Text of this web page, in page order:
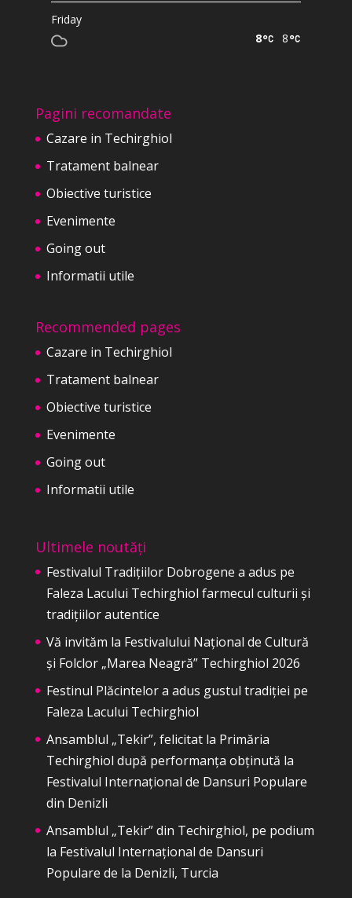
Friday
8
8
Pagini recomandate
Cazare in Techirghiol
Tratament balnear
Obiective turistice
Evenimente
Going out
Informatii utile
Recommended pages
Cazare in Techirghiol
Tratament balnear
Obiective turistice
Evenimente
Going out
Informatii utile
Ultimele noutăți
Festivalul Tradițiilor Dobrogene a adus pe
Faleza Lacului Techirghiol farmecul culturii și
tradițiilor autentice
Vă invităm la Festivalului Național de Cultură
și Folclor „Marea Neagră” Techirghiol 2026
Festinul Plăcintelor a adus gustul tradiției pe
Faleza Lacului Techirghiol
Ansamblul „Tekir”, felicitat la Primăria
Techirghiol după performanța obținută la
Festivalul Internațional de Dansuri Populare
din Denizli
Ansamblul „Tekir” din Techirghiol, pe podium
la Festivalul Internațional de Dansuri
Populare de la Denizli, Turcia